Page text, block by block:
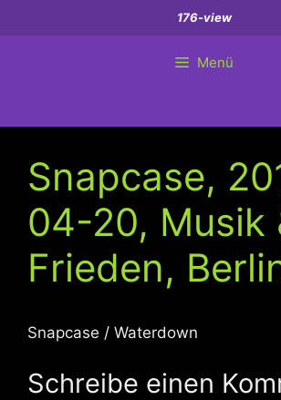
Inhalt
176-view
Menü
Snapcase,
04-20, Musik
Frieden,
Snapcase / Waterdown
Schreibe einen